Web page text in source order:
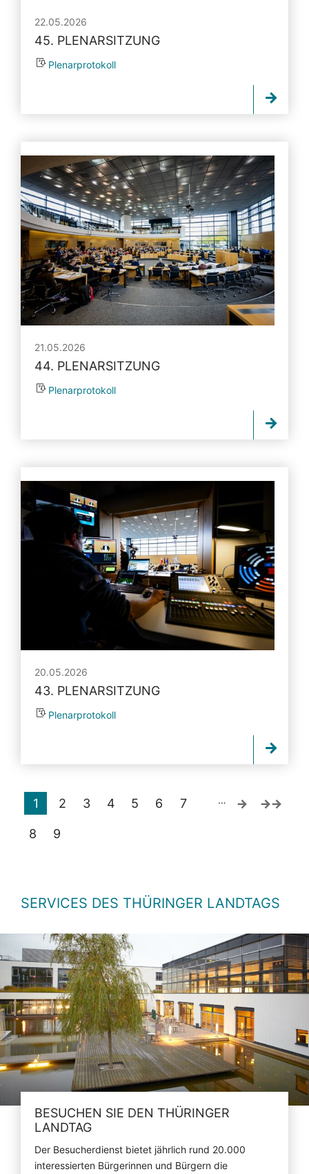
22.05.2026
45. PLENARSITZUNG
Plenarprotokoll
21.05.2026
44. PLENARSITZUNG
Plenarprotokoll
20.05.2026
43. PLENARSITZUNG
Plenarprotokoll
1 2 3 4 5 6 7
8 9
…
SERVICES DES THÜRINGER LANDTAGS
BESUCHEN SIE DEN THÜRINGER
LANDTAG
Der Besucherdienst bietet jährlich rund 20.000
interessierten Bürgerinnen und Bürgern die